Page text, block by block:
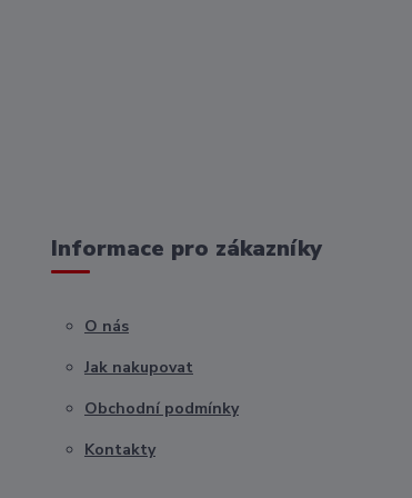
Informace pro zákazníky
O nás
Jak nakupovat
Obchodní podmínky
Kontakty